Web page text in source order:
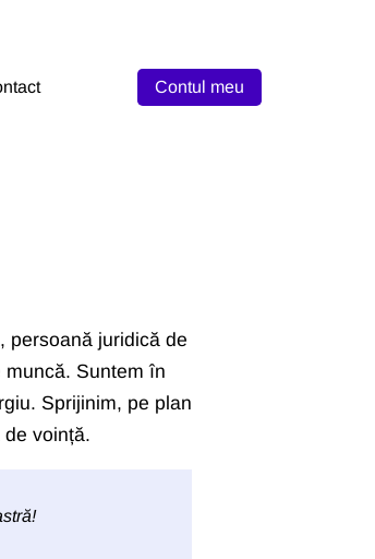
Contul meu
persoană juridică de
Suntem în
Sprijinim, pe plan
voință.